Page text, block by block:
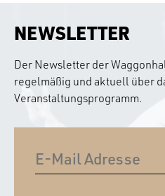
NEWSLETTER
Der Newsletter der
regelmäßig und aktuell über
Veranstaltungsprogramm.